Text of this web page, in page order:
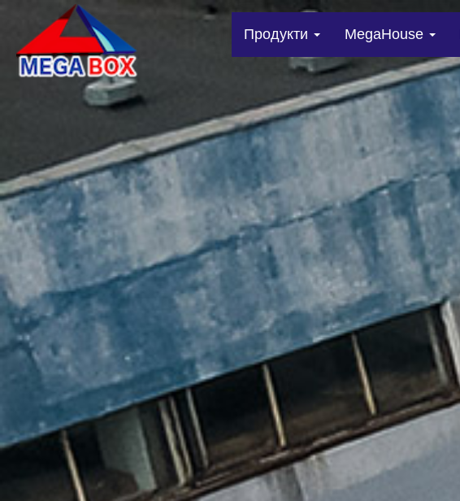
Продукти MegaHouse